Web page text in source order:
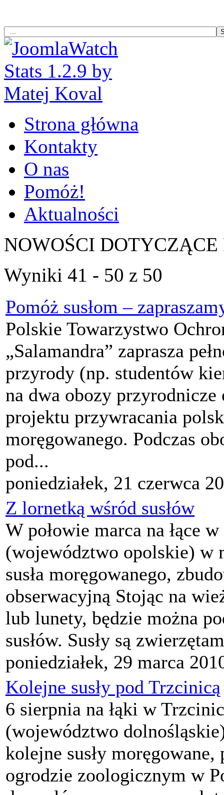
Strona główna
Kontakty
O nas
Pomóż!
Aktualności
NOWOŚCI DOTYCZĄCE
Wyniki 41 - 50 z 50
Pomóż susłom –
Polskie Towarzystwo
„Salamandra” zaprasza
przyrody (np. studentów
na dwa obozy
projektu przywracania
moręgowanego. Podczas
pod...
poniedziałek, 21 czerwca
Z lornetką wśród susłów
W połowie marca na łące
(województwo opolskie) w
susła moręgowanego,
obserwacyjną Stojąc na
lub lunety, będzie można
susłów. Susły są
poniedziałek, 29 marca
Kolejne susły pod Trzcinicą
6 sierpnia na łąki w
(województwo
kolejne susły
ogrodzie zoologicznym w